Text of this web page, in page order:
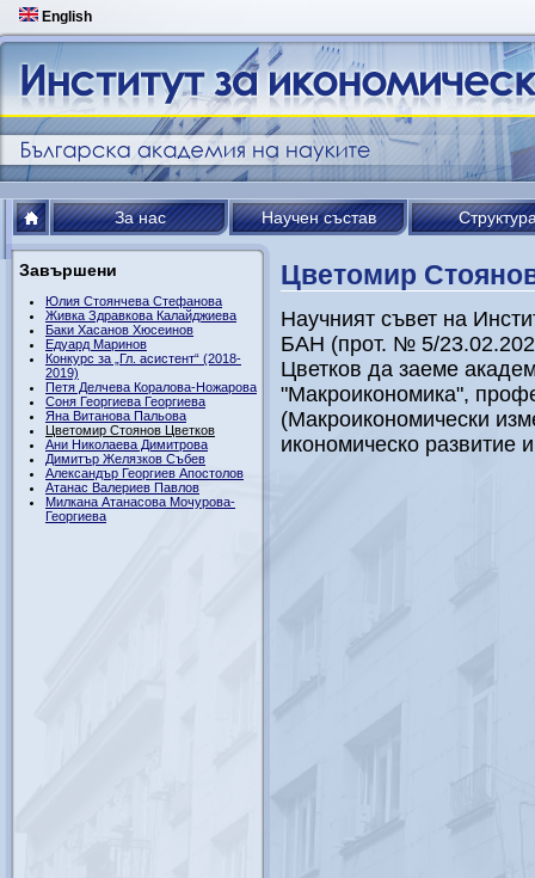
English
За нас Научен състав
Завършени
Юлия Стоянчева Стефанова
Живка Здравкова Калайджиева
Баки Хасанов Хюсеинов
Едуард Маринов
Конкурс за „Гл. асистент“ (2018-
2019)
Петя Делчева Коралова-Ножарова
Соня Георгиева Георгиева
Яна Витанова Пальова
Цветомир Стоянов Цветков
Ани Николаева Димитрова
Димитър Желязков Събев
Александър Георгиев Апостолов
Атанас Валериев Павлов
Милкана Атанасова Мочурова-
Георгиева
Цветомир
Научният съвет на
БАН (прот. № 5/
Цветков да заеме
"Макроикономика",
(Макроикономически
икономическо развитие